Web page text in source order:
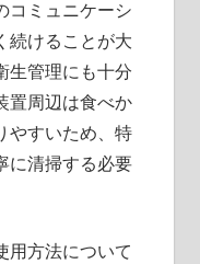
コミュニケーシ
続けることが大
生管理にも十分
置周辺は食べか
やすいため、特
に清掃する必要
用方法について